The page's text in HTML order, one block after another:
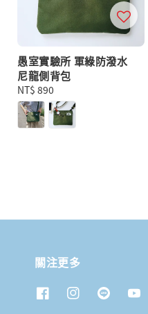
愚室實驗所 軍綠防潑水
尼龍側背包
Regular
price
NT$ 890
關注更多